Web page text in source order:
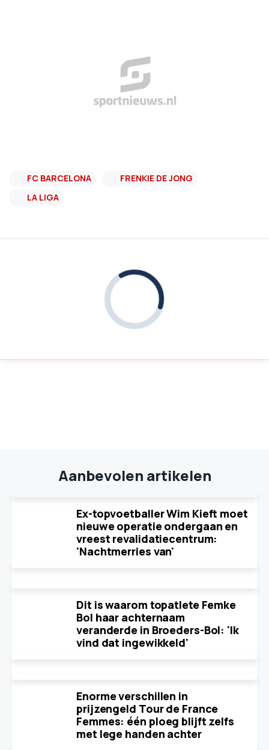
FC BARCELONA
FRENKIE DE JONG
LA LIGA
Aanbevolen artikelen
Ex-topvoetballer Wim Kieft moet
nieuwe operatie ondergaan en
vreest revalidatiecentrum:
'Nachtmerries van'
Dit is waarom topatlete Femke
Bol haar achternaam
veranderde in Broeders-Bol: 'Ik
vind dat ingewikkeld'
Enorme verschillen in
prijzengeld Tour de France
Femmes: één ploeg blijft zelfs
met lege handen achter